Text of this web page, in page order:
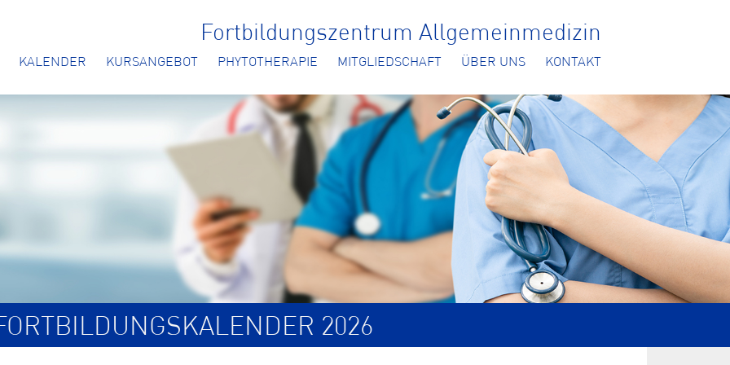
Fortbildungszentrum Allgemeinmedizin
KALENDER KURSANGEBOT PHYTOTHERAPIE MITGLIEDSCHAFT ÜBER UNS KONTAKT
2026